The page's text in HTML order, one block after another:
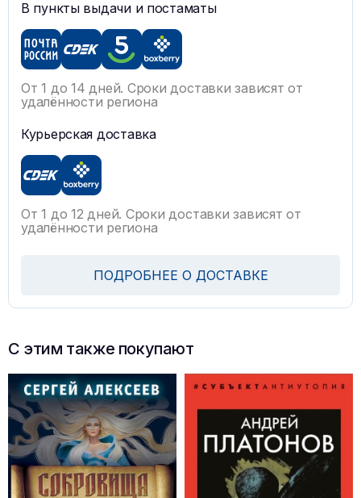
В пункты выдачи и постаматы
От 1 до 14 дней. Сроки доставки зависят от
удалённости региона
Курьерская доставка
От 1 до 12 дней. Сроки доставки зависят от
удалённости региона
ПОДРОБНЕЕ О ДОСТАВКЕ
С этим также покупают